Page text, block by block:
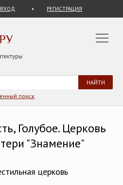
ВХОД РЕГИСТРАЦИЯ
поиск
Голубое. Церковь
"Знамение"
церковь